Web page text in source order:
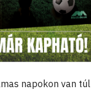
napokon van túl